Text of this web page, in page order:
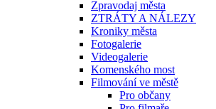
Zpravodaj města
ZTRÁTY A NÁLEZY
Kroniky města
Fotogalerie
Videogalerie
Komenského most
Filmování ve městě
Pro občany